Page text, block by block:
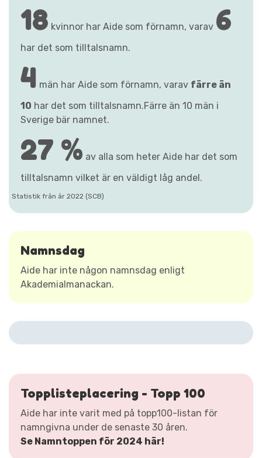
18 kvinnor har Aide som förnamn, varav 6
har det som tilltalsnamn.
4 män har Aide som förnamn, varav färre än
10 har det som tilltalsnamn.Färre än 10 män i
Sverige bär namnet.
27 % av alla som heter Aide har det som
tilltalsnamn vilket är en väldigt låg andel.
Statistik från år 2022 (SCB)
Namnsdag
Aide har inte någon namnsdag enligt
Akademialmanackan.
Topplisteplacering - Topp 100
Aide har inte varit med på topp100-listan för
namngivna under de senaste 30 åren.
Se Namntoppen för 2024 här!